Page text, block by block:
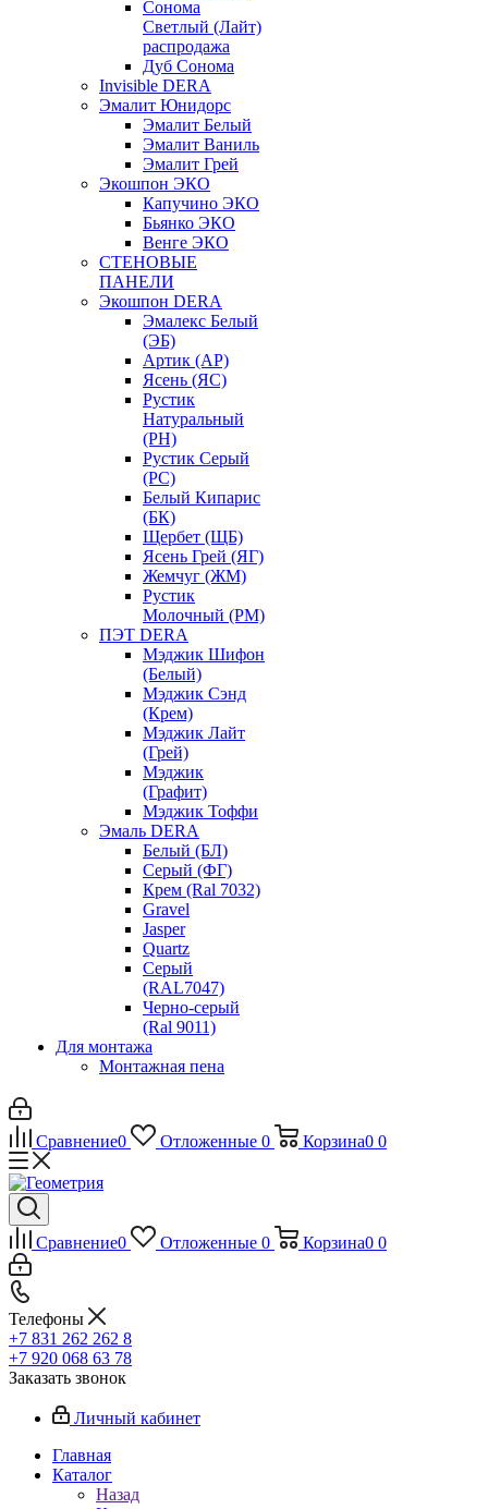
Сонома
Светлый (Лайт)
распродажа
Дуб Сонома
Invisible DERA
Эмалит Юнидорс
Эмалит Белый
Эмалит Ваниль
Эмалит Грей
Экошпон ЭКО
Капучино ЭКО
Бьянко ЭКО
Венге ЭКО
СТЕНОВЫЕ
ПАНЕЛИ
Экошпон DERA
Эмалекс Белый
(ЭБ)
Артик (АР)
Ясень (ЯС)
Рустик
Натуральный
(РН)
Рустик Серый
(РС)
Белый Кипарис
(БК)
Щербет (ЩБ)
Ясень Грей (ЯГ)
Жемчуг (ЖМ)
Рустик
Молочный (РМ)
ПЭТ DERA
Мэджик Шифон
(Белый)
Мэджик Сэнд
(Крем)
Мэджик Лайт
(Грей)
Мэджик
(Графит)
Мэджик Тоффи
Эмаль DERA
Белый (БЛ)
Серый (ФГ)
Крем (Ral 7032)
Gravel
Jasper
Quartz
Серый
(RAL7047)
Черно-серый
(Ral 9011)
Для монтажа
Монтажная пена
Сравнение0 Отложенные 0 Корзина0 0
Сравнение0 Отложенные 0 Корзина0 0
Телефоны
+7 831 262 262 8
+7 920 068 63 78
Заказать звонок
Личный кабинет
Главная
Каталог
Назад